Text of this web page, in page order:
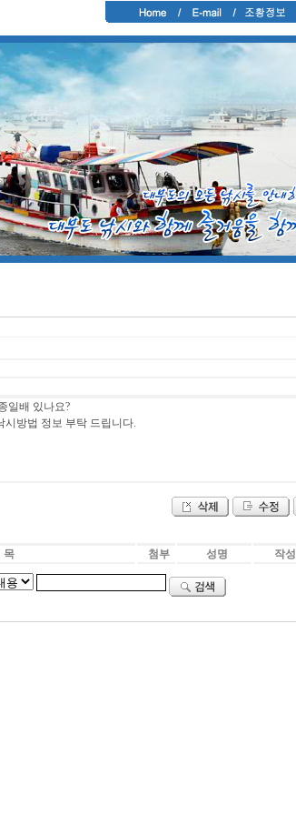
일배 있나요?
시방법 정보 부탁 드립니다.
목 첨부 성명 작